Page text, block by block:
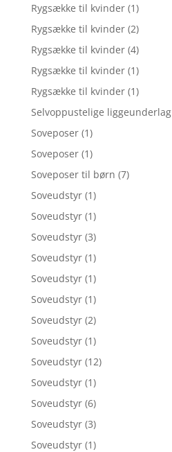
Rygsække til kvinder (1)
Rygsække til kvinder (2)
Rygsække til kvinder (4)
Rygsække til kvinder (1)
Rygsække til kvinder (1)
Selvoppustelige liggeunderlag
Soveposer (1)
Soveposer (1)
Soveposer til børn (7)
Soveudstyr (1)
Soveudstyr (1)
Soveudstyr (3)
Soveudstyr (1)
Soveudstyr (1)
Soveudstyr (1)
Soveudstyr (2)
Soveudstyr (1)
Soveudstyr (12)
Soveudstyr (1)
Soveudstyr (6)
Soveudstyr (3)
Soveudstyr (1)